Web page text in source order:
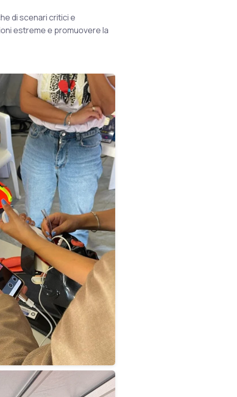
di scenari critici e
estreme e promuovere la